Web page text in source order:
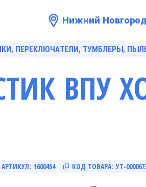
Нижний Новгород
ПЕРЕКЛЮЧАТЕЛИ, ТУМБЛЕРЫ,
ВПУ
АРТИКУЛ: 1600454 КОД ТОВАРА: УТ-